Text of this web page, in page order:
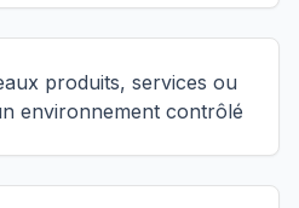
produits, services ou
environnement contrôlé